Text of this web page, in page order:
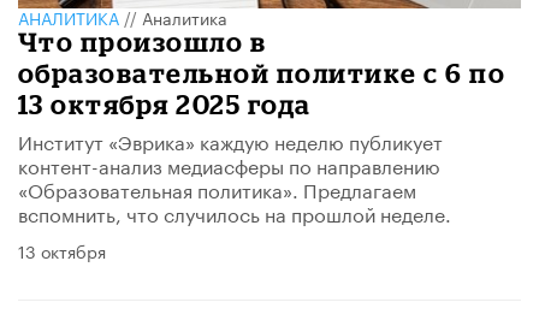
АНАЛИТИКА //Аналитика
Что произошло в
образовательной политике с 6 по
13 октября 2025 года
Институт «Эврика» каждую неделю публикует
контент-анализ медиасферы по направлению
«Образовательная политика». Предлагаем
вспомнить, что случилось на прошлой неделе.
13 октября